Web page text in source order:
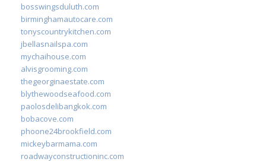
bosswingsduluth.com
birminghamautocare.com
tonyscountrykitchen.com
jbellasnailspa.com
mychaihouse.com
alvisgrooming.com
thegeorginaestate.com
blythewoodseafood.com
paolosdelibangkok.com
bobacove.com
phoone24brookfield.com
mickeybarmama.com
roadwayconstructioninc.com